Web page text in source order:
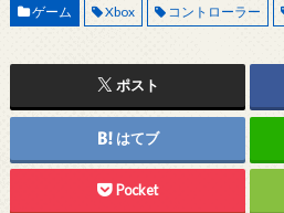
ゲーム Xbox コントローラー
ポスト
はてブ
Pocket